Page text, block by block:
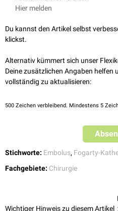
Entsprechende Krankheitsbilder sind:
Lungenembolie
akute pAVK
Embolektomiekatheter . In der Regel
einer zuführenden großenArterie (
bis zum Embolus vorgeschoben wird.
und der Embolus unter Rückzug des
Bei unzureichendem Erfolg einer
langen Gefäßpassage ist eine offene
Hier melden
Du kannst den Artikel selbst
klickst.
Alternativ kümmert sich unser
Deine zusätzlichen Angaben helfen
vollständig zu aktualisieren:
500 Zeichen verbleibend. Mindestens 5
Stichworte: Embolus, Fogarty-
Fachgebiete: Chirurgie
Wichtiger Hinweis zu diesem Artikel